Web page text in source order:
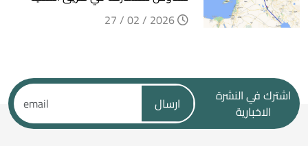
اشترك في النشرة
الاخبارية
ارسال